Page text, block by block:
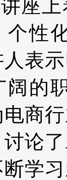
座
个性
人表
阔的
商
论
断学